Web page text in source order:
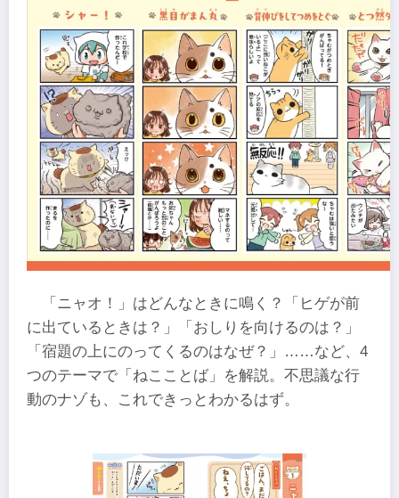
「ニャオ！」はどんなときに鳴く？「ヒゲが前
に出ているときは？」「おしりを向けるのは？」
「宿題の上にのってくるのはなぜ？」……など、4
つのテーマで「ねこことば」を解説。不思議な行
動のナゾも、これできっとわかるはず。